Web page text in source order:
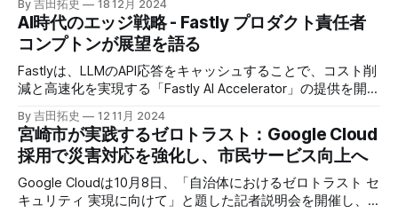
ージェントがエンタープライズITを大きく変革する予兆と言
えるだろう。
By 吉田拓史 18 12月 2024
AI時代のエッジ戦略 - Fastly プロダクト責任者
コンプトンが展望を語る
Fastlyは、LLMのAPI応答をキャッシュすることで、コスト削
減と高速化を実現する「Fastly AI Accelerator」の提供を開始
した。キップ・コンプトン最高プロダクト責任者（CPO）
は、類似した質問への応答を再利用し、効率的な処理を可能
にすると説明した。さらに、コンプトンは、エッジコンピュ
ーティングの利点を活かしたパーソナライズや、エッジにお
けるGPUの経済性、セキュリティへの取り組みなど、Fastly
のAI戦略について語った。
By 吉田拓史 12 11月 2024
宮崎市が実践するゼロトラスト：Google Cloud
採用で災害対応を強化し、市民サービス向上へ
Google Cloudは10月8日、「自治体におけるゼロトラスト セ
キュリティ 実現に向けて」と題した記者説明会を開催し、